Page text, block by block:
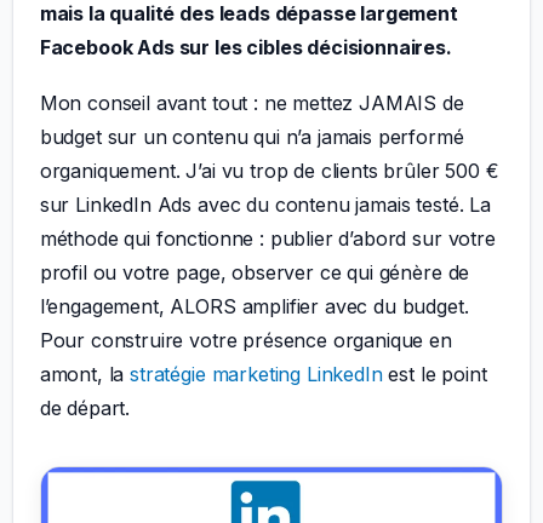
mais la qualité des leads dépasse largement
Facebook Ads sur les cibles décisionnaires.
Mon conseil avant tout : ne mettez JAMAIS de
budget sur un contenu qui n’a jamais performé
organiquement. J’ai vu trop de clients brûler 500 €
sur LinkedIn Ads avec du contenu jamais testé. La
méthode qui fonctionne : publier d’abord sur votre
profil ou votre page, observer ce qui génère de
l’engagement, ALORS amplifier avec du budget.
Pour construire votre présence organique en
amont, lastratégie marketing LinkedInest le point
de départ.